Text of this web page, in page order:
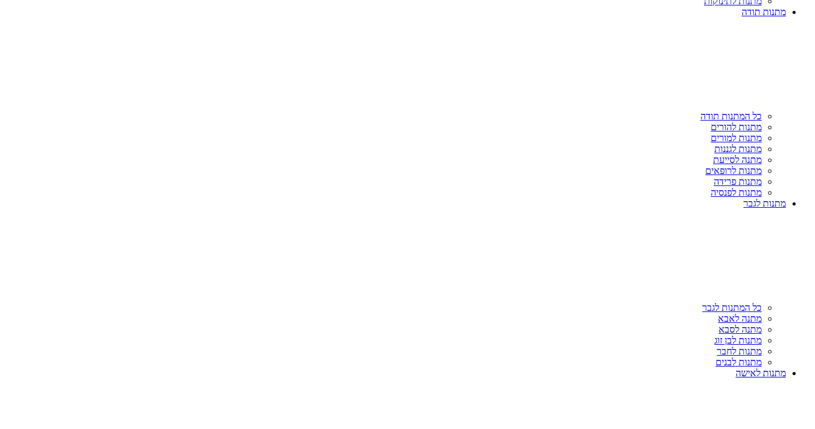
מתנות תודה
כל המתנות תודה
מתנות להורים
מתנות למורים
מתנות לגננות
מתנה לסייעת
מתנות לרופאים
מתנות פרידה
מתנות לפנסיה
מתנות לגבר
כל המתנות לגבר
מתנה לאבא
מתנה לסבא
מתנות לבן זוג
מתנות לחבר
מתנות לבנים
מתנות לאישה